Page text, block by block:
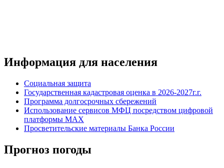
Информация для населения
Социальная защита
Государственная кадастровая оценка в 2026-2027г.г.
Программа долгосрочных сбережений
Использование сервисов МФЦ посредством цифровой
платформы MAX
Просветительские материалы Банка России
Прогноз погоды